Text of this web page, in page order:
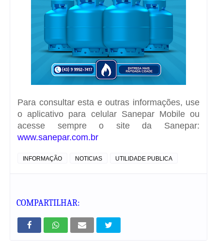
Para consultar esta e outras informações, use
o aplicativo para celular Sanepar Mobile ou
acesse sempre o site da Sanepar:
www.sanepar.com.br
INFORMAÇÃO NOTICIAS UTILIDADE PUBLICA
COMPARTILHAR: